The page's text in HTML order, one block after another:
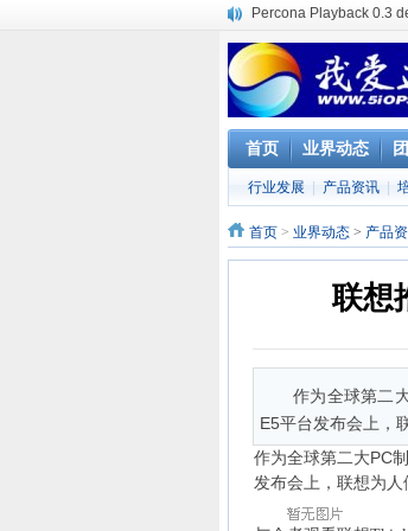
Percona Playback 0.3
Hive查询OOM分析
浅解Facebook的服务器
一淘网后面的技术与架构
实现多个无线AP桥接，
Linux下系统或服务排障
云计算平台管理的三大
复杂网络架构导致的诡
首页 业界动态
行业发展 产品资讯
首页 > 业界动态 > 产品
联想
作为全球第二
E5平台发布会上，
作为全球第二大PC
发布会上，联想为